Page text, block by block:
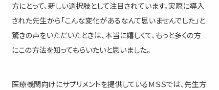
方にとって、新しい選択肢として注目されています。実際に導入
された先生から「こんな変化があるなんて思いませんでした」と
驚きの声をいただいたときは、本当に嬉しくて、もっと多くの方
にこの方法を知ってもらいたいと思いました。
医療機関向けにサプリメントを提供しているＭＳＳでは、先生方